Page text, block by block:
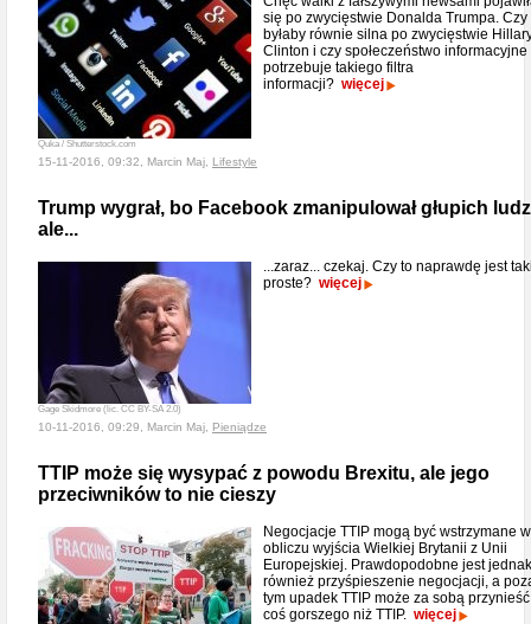
Quka / Shutterstock.com
się po zwycięstwie Donalda Trumpa. Czy
byłaby równie silna po zwycięstwie
Clinton i czy społeczeństwo informacyjne
potrzebuje takiego filtra
informacji? więcej
15-11-2016, 09:32, Marcin Maj, Lifestyle
Trump wygrał, bo Facebook zmanipulował głupich
ale...
Gage Skidmore (lic. CC BY-SA 2.0)
...zaraz... czekaj. Czy to naprawdę jest
proste? więcej
10-11-2016, 09:29, Marcin Maj, Pieniądze
TTIP może się wysypać z powodu Brexitu, ale jego
przeciwników to nie cieszy
Negocjacje TTIP mogą być wstrzymane w
obliczu wyjścia Wielkiej Brytanii z Unii
Europejskiej. Prawdopodobne jest jednak
również przyśpieszenie negocjacji, a
tym upadek TTIP może za sobą przynieść
coś gorszego niż TTIP. więcej